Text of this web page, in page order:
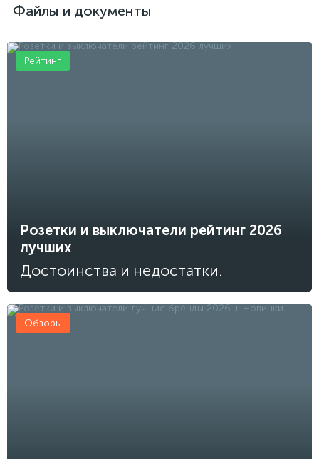
Файлы и документы
Розетки и выключатели рейтинг 2026
лучших
Достоинства и недостатки.
Рейтинг
Обзоры